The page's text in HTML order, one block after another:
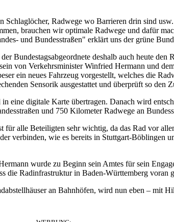
Schlaglöcher, Radwege wo Barrieren drin sind
brauchen wir optimale Radwege und dafür
und Bundesstraßen" erklärt uns der grüne
Bundestagsabgeordnete deshalb auch heute den
von Verkehrsminister Winfried Hermann und
ein neues Fahrzeug vorgestellt, welches die
Sensorik ausgestattet und überprüft so den
eine digitale Karte übertragen. Danach wird
und 750 Kilometer Radwege an
für alle Beteiligten sehr wichtig, da das Rad vor
verbinden, wie es bereits in Stuttgart-Böblingen
wurde zu Beginn sein Amtes für sein
die Radinfrastruktur in Baden-Württemberg voran
an Bahnhöfen, wird nun eben – mit